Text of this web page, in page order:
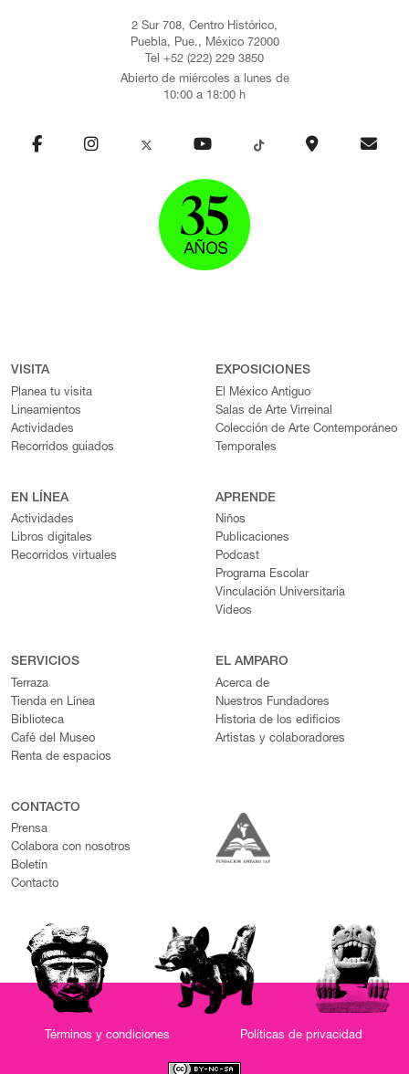
2 Sur 708, Centro Histórico,
Puebla, Pue., México 72000
Tel +52 (222) 229 3850
Abierto de miércoles a lunes de
10:00 a 18:00 h
VISITA
Planea tu visita
Lineamientos
Actividades
Recorridos guiados
EXPOSICIONES
El México Antiguo
Salas de Arte Virreinal
Colección de Arte Contemporáneo
Temporales
EN LÍNEA
Actividades
Libros digitales
Recorridos virtuales
APRENDE
Niños
Publicaciones
Podcast
Programa Escolar
Vinculación Universitaria
Videos
SERVICIOS
Terraza
Tienda en Línea
Biblioteca
Café del Museo
Renta de espacios
EL AMPARO
Acerca de
Nuestros Fundadores
Historia de los edificios
Artistas y colaboradores
CONTACTO
Prensa
Colabora con nosotros
Boletín
Contacto
Términos y condiciones Políticas de privacidad